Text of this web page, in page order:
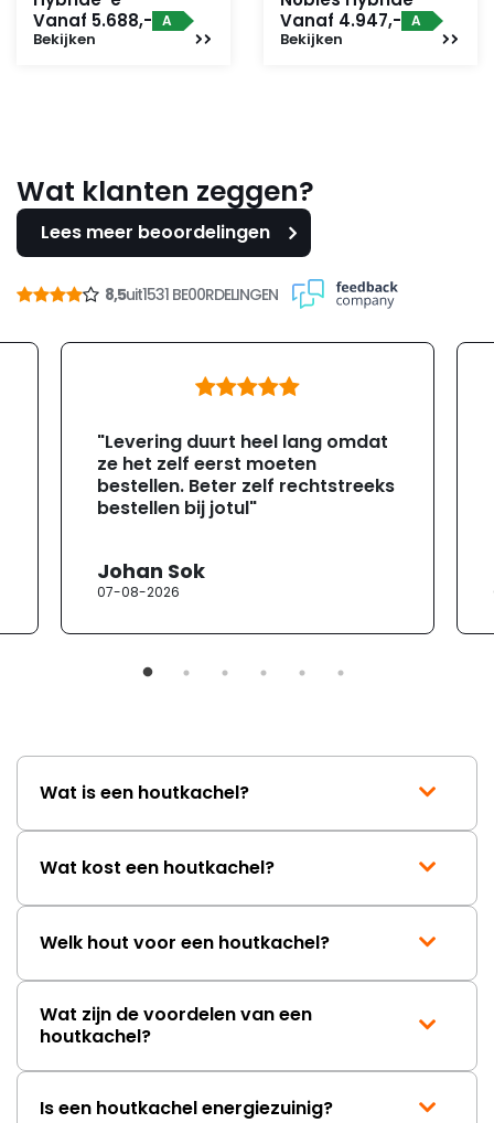
Vanaf 5.688,- A
Bekijken
Vanaf 4.947,- A
Bekijken
Wat klanten zeggen?
Lees meer beoordelingen
8,5uit1531 BE00RDELINGEN
"Levering duurt heel lang omdat
ze het zelf eerst moeten
bestellen. Beter zelf rechtstreeks
bestellen bij jotul"
Johan Sok
07-08-2026
Wat is een houtkachel?
Wat kost een houtkachel?
Welk hout voor een houtkachel?
Wat zijn de voordelen van een
houtkachel?
Is een houtkachel energiezuinig?